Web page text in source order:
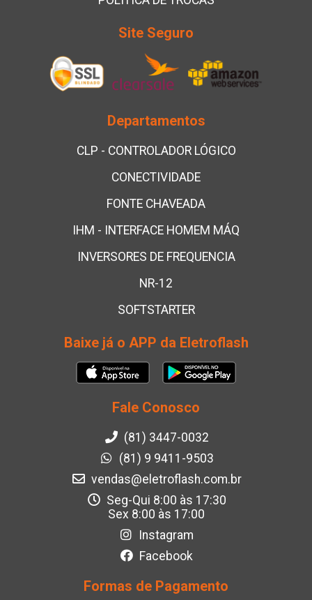
Site Seguro
Departamentos
CLP - CONTROLADOR LÓGICO
CONECTIVIDADE
FONTE CHAVEADA
IHM - INTERFACE HOMEM MÁQ
INVERSORES DE FREQUENCIA
NR-12
SOFTSTARTER
Baixe já o APP da Eletroflash
Fale Conosco
(81) 3447-0032
(81) 9 9411-9503
vendas@eletroflash.com.br
Seg-Qui 8:00 às 17:30
Sex 8:00 às 17:00
Instagram
Facebook
Formas de Pagamento